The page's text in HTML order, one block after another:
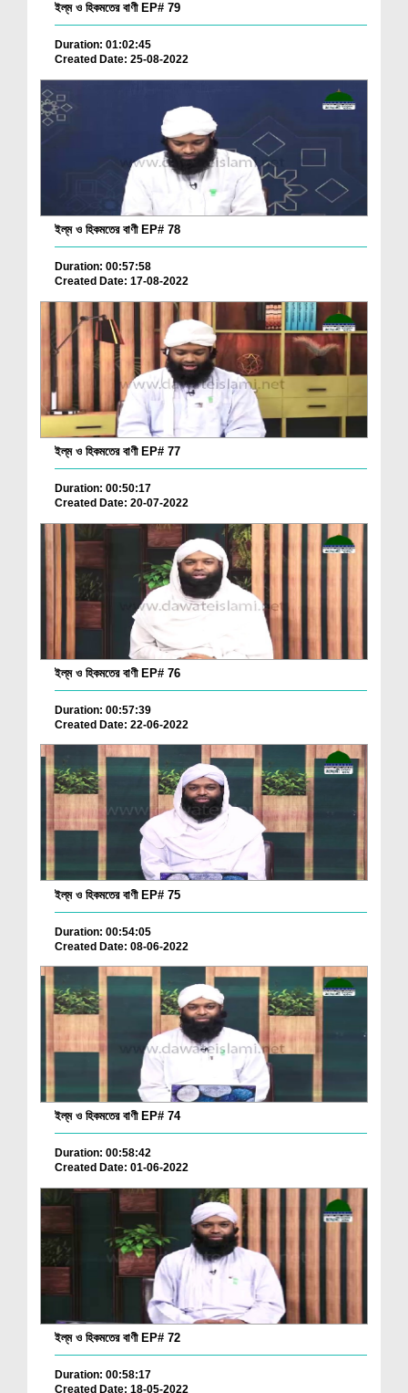
ইল্‌ম ও হিকমতের বাণী EP# 79
Duration: 01:02:45
Created Date: 25-08-2022
ইল্‌ম ও হিকমতের বাণী EP# 78
Duration: 00:57:58
Created Date: 17-08-2022
ইল্‌ম ও হিকমতের বাণী EP# 77
Duration: 00:50:17
Created Date: 20-07-2022
ইল্‌ম ও হিকমতের বাণী EP# 76
Duration: 00:57:39
Created Date: 22-06-2022
ইল্‌ম ও হিকমতের বাণী EP# 75
Duration: 00:54:05
Created Date: 08-06-2022
ইল্‌ম ও হিকমতের বাণী EP# 74
Duration: 00:58:42
Created Date: 01-06-2022
ইল্‌ম ও হিকমতের বাণী EP# 72
Duration: 00:58:17
Created Date: 18-05-2022